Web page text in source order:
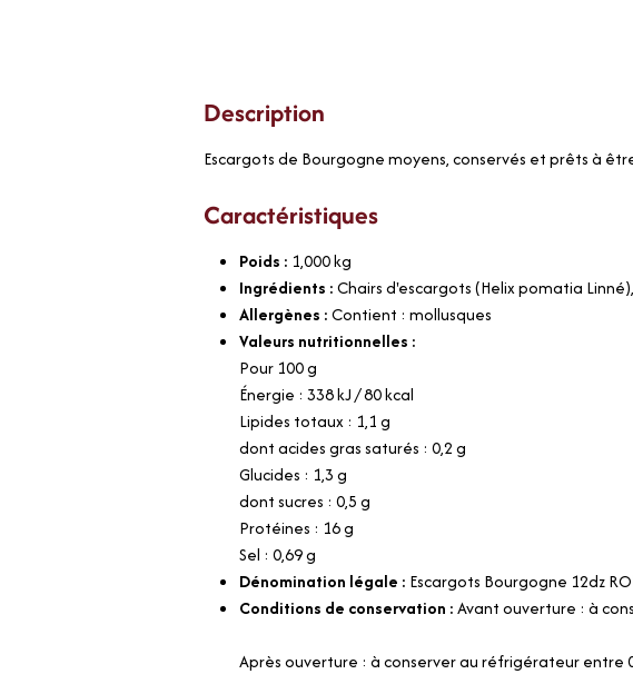
Description
Escargots de Bourgogne moyens, conservés et prêts à
Caractéristiques
Poids : 1,000kg
Ingrédients :Chairs d'escargots (Helix pomatia
Allergènes :Contient : mollusques
Valeurs nutritionnelles :
Pour 100 g
Énergie : 338 kJ / 80 kcal
Lipides totaux : 1,1 g
dont acides gras saturés : 0,2 g
Glucides : 1,3 g
dont sucres : 0,5 g
Protéines : 16 g
Sel : 0,69 g
Dénomination légale : Escargots Bourgogne 12dz
Conditions de conservation :Avant ouverture : à
Après ouverture : à conserver au réfrigérateur entre